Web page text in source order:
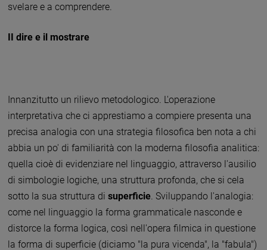
svelare e a comprendere.
II dire e il mostrare
Innanzitutto un rilievo metodologico. L'operazione
interpretativa che ci apprestiamo a compiere presenta una
precisa analogia con una strategia filosofica ben nota a chi
abbia un po' di familiarità con la moderna filosofia analitica:
quella cioè di evidenziare nel linguaggio, attraverso l'ausilio
di simbologie logiche, una struttura profonda, che si cela
sotto la sua struttura di superficie. Sviluppando l'analogia:
come nel linguaggio la forma grammaticale nasconde e
distorce la forma logica, così nell'opera filmica in questione
la forma di superficie (diciamo "la pura vicenda", la "fabula")